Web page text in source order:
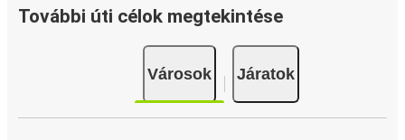
közül választhatsz, mint például hitelkártya, Paypal,
Google és Apple Pay. Arra is lehetőség van, hogy a
fedélzeten vagy egy értékesítési ponton készpénzzel
További úti célok megtekintése
Városok Járatok